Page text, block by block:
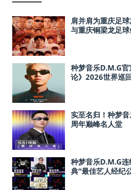
肩并肩为重庆足
与重庆铜梁龙足
种梦音乐D.M.G
论》2026世界巡
实至名归！种梦
周年巅峰名人堂
种梦音乐D.M.G
典“最佳艺人经纪